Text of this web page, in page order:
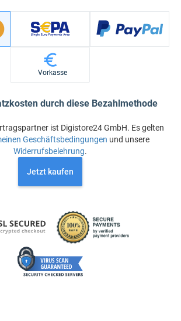
Vorkasse
durch diese Bezahlmethode
ist Digistore24 GmbH. Es gelten
Geschäftsbedingungen und unsere
Widerrufsbelehrung.
Jetzt kaufen